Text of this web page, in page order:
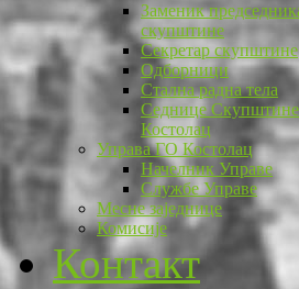
Заменик
скупштине
Секретар скупштине
Одборници
Стална радна тела
Седнице
Костолац
Управа ГО Костолац
Начелник Управе
Службе Управе
Месне заједнице
Комисије
Контакт